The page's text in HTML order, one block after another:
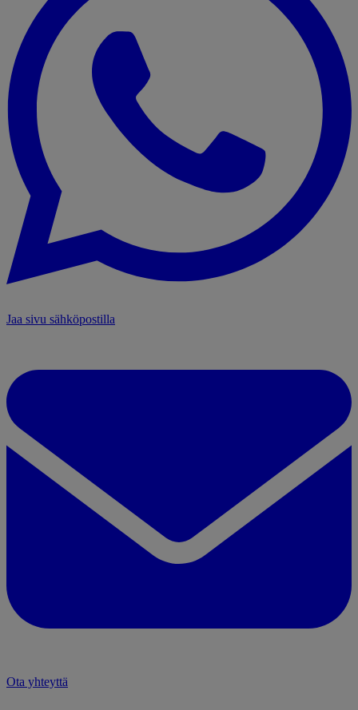
Jaa sivu sähköpostilla
Ota yhteyttä